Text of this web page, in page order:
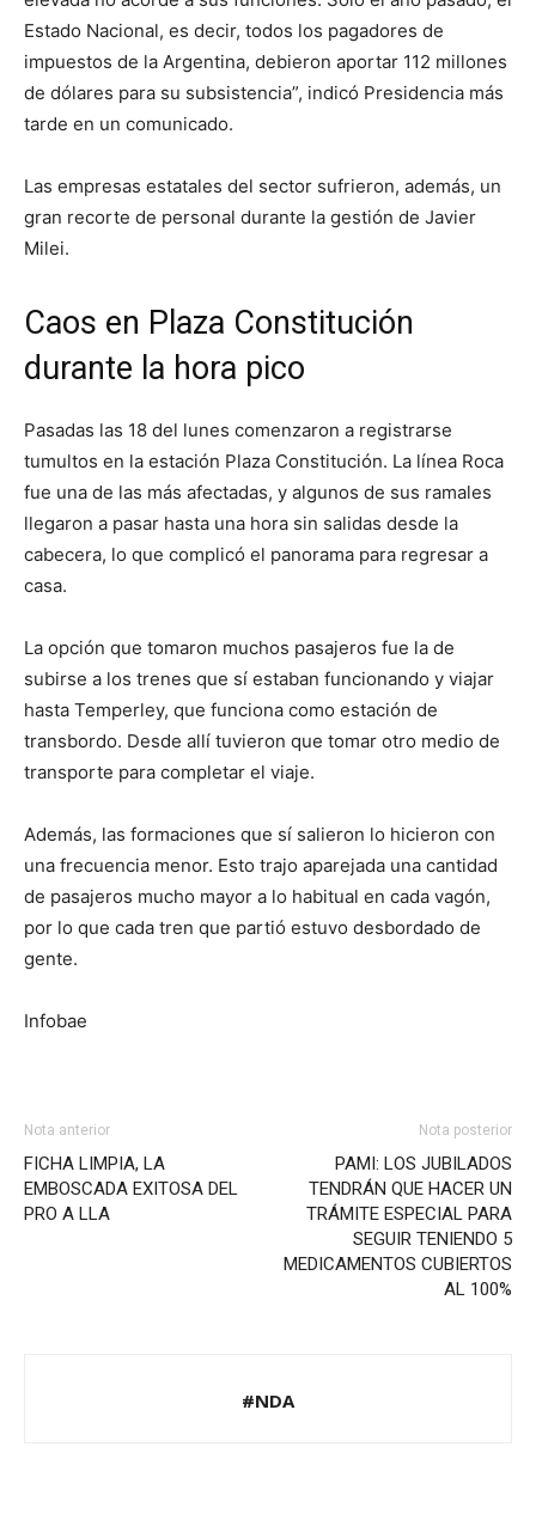
Estado Nacional, es decir, todos los pagadores de
impuestos de la Argentina, debieron aportar 112 millones
de dólares para su subsistencia”, indicó Presidencia más
tarde en un comunicado.
Las empresas estatales del sector sufrieron, además, un
gran recorte de personal durante la gestión de Javier
Milei.
Caos en Plaza Constitución
durante la hora pico
Pasadas las 18 del lunes comenzaron a registrarse
tumultos en la estación Plaza Constitución. La línea Roca
fue una de las más afectadas, y algunos de sus ramales
llegaron a pasar hasta una hora sin salidas desde la
cabecera, lo que complicó el panorama para regresar a
casa.
La opción que tomaron muchos pasajeros fue la de
subirse a los trenes que sí estaban funcionando y viajar
hasta Temperley, que funciona como estación de
transbordo. Desde allí tuvieron que tomar otro medio de
transporte para completar el viaje.
Además, las formaciones que sí salieron lo hicieron con
una frecuencia menor. Esto trajo aparejada una cantidad
de pasajeros mucho mayor a lo habitual en cada vagón,
por lo que cada tren que partió estuvo desbordado de
gente.
Infobae
Nota anterior
FICHA LIMPIA, LA
EMBOSCADA EXITOSA DEL
PRO A LLA
Nota posterior
PAMI: LOS JUBILADOS
TENDRÁN QUE HACER UN
TRÁMITE ESPECIAL PARA
SEGUIR TENIENDO 5
MEDICAMENTOS CUBIERTOS
AL 100%
#NDA